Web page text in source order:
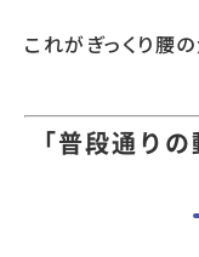
これがぎっくり腰
「普段通り